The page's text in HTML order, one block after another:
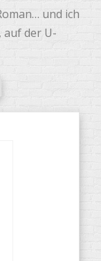
und ich
auf der U-